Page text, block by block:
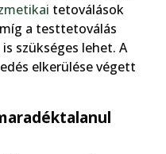
tetoválások
a testtetoválás
szükséges lehet. A
elkerülése végett